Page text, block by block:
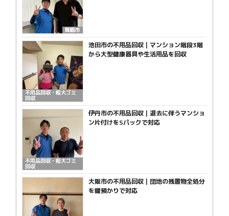
舞鶴市
不用品回収・粗大ゴミ
回収
池田市の不用品回収｜マンション階段3階
から大型健康器具や生活用品を回収
不用品回収・粗大ゴミ
回収
伊丹市の不用品回収｜退去に伴うマンショ
ン片付けをSパックで対応
大阪市の不用品回収｜団地の残置物全処分
を鍵預かりで対応